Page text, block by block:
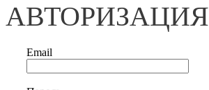
АВТОРИЗАЦИЯ
Email